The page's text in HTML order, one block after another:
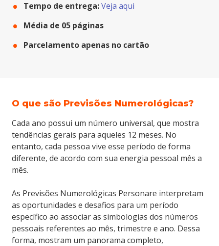
Tempo de entrega:Veja aqui
Média de 05 páginas
Parcelamento apenas no cartão
O que são Previsões Numerológicas?
Cada ano possui um número universal, que mostra
tendências gerais para aqueles 12 meses. No
entanto, cada pessoa vive esse período de forma
diferente, de acordo com sua energia pessoal mês a
mês.
As Previsões Numerológicas Personare interpretam
as oportunidades e desafios para um período
específico ao associar as simbologias dos números
pessoais referentes ao mês, trimestre e ano. Dessa
forma, mostram um panorama completo,